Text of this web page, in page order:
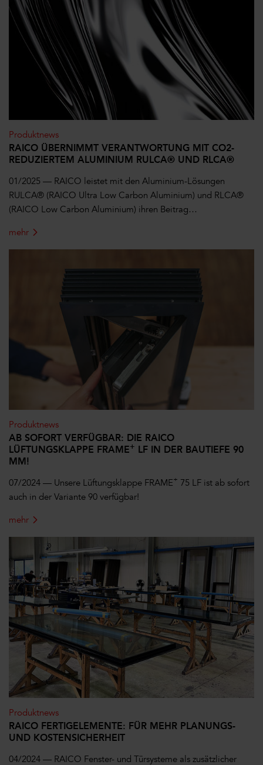
Produktnews
RAICO ÜBERNIMMT VERANTWORTUNG MIT CO2-
REDUZIERTEM ALUMINIUM RULCA® UND RLCA®
01/2025 — RAICO leistet mit den Aluminium-Lösungen
RULCA® (RAICO Ultra Low Carbon Aluminium) und RLCA®
(RAICO Low Carbon Aluminium) ihren Beitrag…
mehr
Produktnews
AB SOFORT VERFÜGBAR: DIE RAICO
LÜFTUNGSKLAPPE FRAME+ LF IN DER BAUTIEFE 90
MM!
07/2024 — Unsere Lüftungsklappe FRAME+ 75 LF ist ab sofort
auch in der Variante 90 verfügbar!
mehr
Produktnews
RAICO FERTIGELEMENTE: FÜR MEHR PLANUNGS-
UND KOSTENSICHERHEIT
04/2024 — RAICO Fenster- und Türsysteme als zusätzlicher